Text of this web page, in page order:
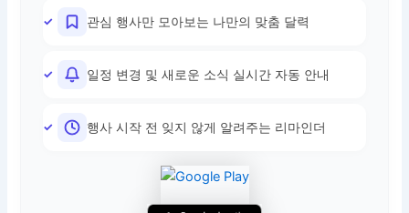
관심 행사만 모아보는 나만의 맞춤 달력
일정 변경 및 새로운 소식 실시간 자동 안내
행사 시작 전 잊지 않게 알려주는 리마인더